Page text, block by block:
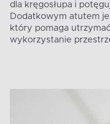
dla kręgosłupa i
Dodatkowym atutem
który pomaga
wykorzystanie